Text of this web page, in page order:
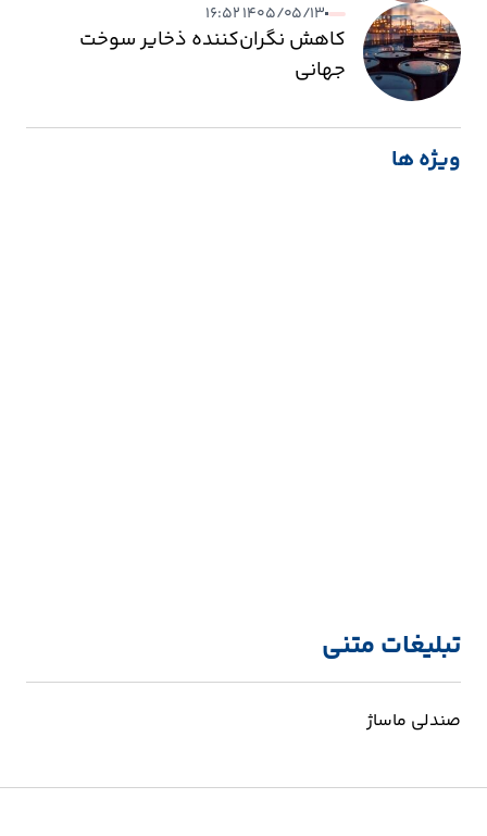
۱۴۰۵/۰۵/۱۳ ۱۶:۵۲
کاهش نگران‌کننده ذخایر سوخت
جهانی
ویژه ها
تبلیغات متنی
صندلی ماساژ